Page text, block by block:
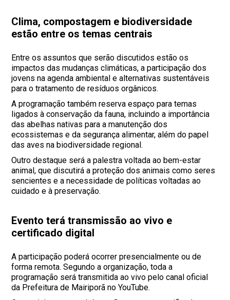
Clima, compostagem e biodiversidade
estão entre os temas centrais
Entre os assuntos que serão discutidos estão os
impactos das mudanças climáticas, a participação dos
jovens na agenda ambiental e alternativas sustentáveis
para o tratamento de resíduos orgânicos.
A programação também reserva espaço para temas
ligados à conservação da fauna, incluindo a importância
das abelhas nativas para a manutenção dos
ecossistemas e da segurança alimentar, além do papel
das aves na biodiversidade regional.
Outro destaque será a palestra voltada ao bem-estar
animal, que discutirá a proteção dos animais como seres
sencientes e a necessidade de políticas voltadas ao
cuidado e à preservação.
Evento terá transmissão ao vivo e
certificado digital
A participação poderá ocorrer presencialmente ou de
forma remota. Segundo a organização, toda a
programação será transmitida ao vivo pelo canal oficial
da Prefeitura de Mairiporã no YouTube.